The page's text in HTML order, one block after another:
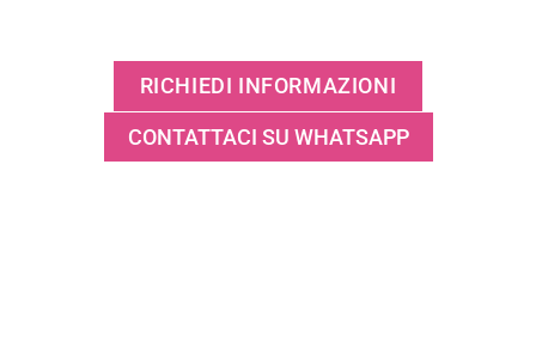
RICHIEDI INFORMAZIONI
CONTATTACI SU WHATSAPP